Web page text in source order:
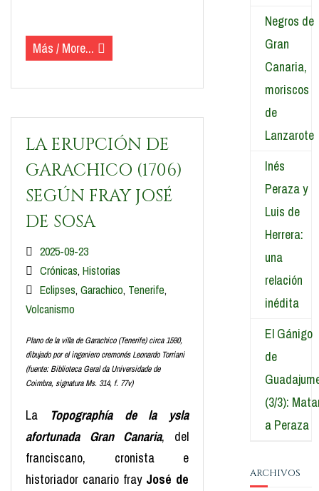
Más / More...
LA ERUPCIÓN DE
GARACHICO (1706)
SEGÚN FRAY JOSÉ
DE SOSA
2025-09-23
Crónicas,Historias
Eclipses,Garachico, Tenerife,
Volcanismo
Plano de la villa de Garachico (Tenerife) circa 1590,
dibujado por el ingeniero cremonés Leonardo Torriani
(fuente: Biblioteca Geral da Universidade de
Coimbra, signatura Ms. 314, f. 77v)
La
Topographía de la ysla
afortunada Gran Canaria, del
franciscano, cronista e
historiador canario fray José de
Negros de
Gran
Canaria,
moriscos
de
Lanzarote
Inés
Peraza y
Luis de
Herrera:
una
relación
inédita
El Gánigo
de
(3/3):
a Peraza
ARCHIVOS